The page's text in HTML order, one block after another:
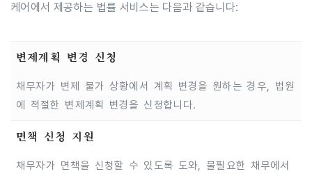
케어에서 제공하는 법률 서비스는 다음과 같습니다:
변제계획 변경 신청
채무자가 변제 불가 상황에서 계획 변경을 원하는 경우, 법원
에 적절한 변제계획 변경을 신청합니다.
면책 신청 지원
채무자가 면책을 신청할 수 있도록 도와, 불필요한 채무에서